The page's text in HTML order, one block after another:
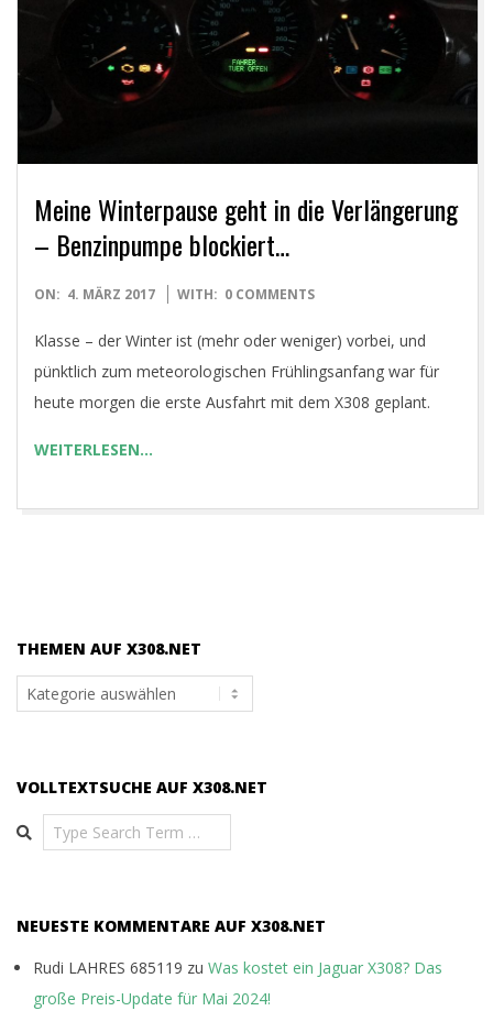
T
Meine Winterpause geht in die Verlängerung
– Benzinpumpe blockiert…
2017-
04
ON: 4. MÄRZ 2017 WITH: 0 COMMENTS
Klasse – der Winter ist (mehr oder weniger) vorbei, und
pünktlich zum meteorologischen Frühlingsanfang war für
heute morgen die erste Ausfahrt mit dem X308 geplant.
WEITERLESEN…
THEMEN AUF X308.NET
Themen
auf
VOLLTEXTSUCHE AUF X308.NET
Search
NEUESTE KOMMENTARE AUF X308.NET
Rudi LAHRES 685119 zu Was kostet ein Jaguar X308? Das
große Preis-Update für Mai 2024!